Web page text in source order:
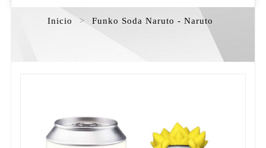
Inicio Funko Soda Naruto - Naruto